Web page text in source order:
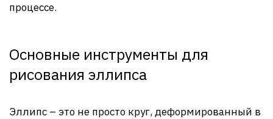
процессе.
Основные инструменты для
рисования эллипса
Эллипс – это не просто круг, деформированный в